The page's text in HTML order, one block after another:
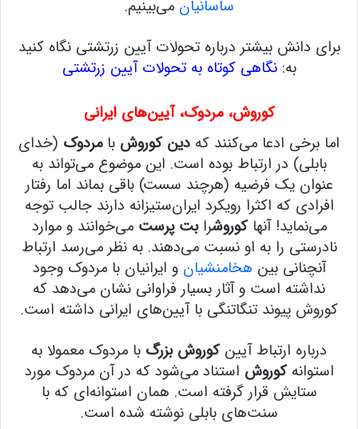
ساسانیان می‌بینیم.
برای دانش بیشتر درباره تحولات آیین زرتشتی نگاه کنید
به:نگاهی کوتاه به تحولات آیین زرتشتی
کوروش، مردوک، آیین‌های ایرانی
اما برخی ادعا می‌کنند که دین کوروش بامردوک (خدای
بابلی) در ارتباط بوده است. این موضوع می‌تواند به
عنوان یک فرضیه (هرچند سست) باقی بماند اما رفتار
افرادی که اکثرا رویکرد ایران‌ستیزانه دارند جالب توجه
می‌نماید! آنهاکوروشرابت پرست می‌خوانند و موارد
نادرستی را به او نسبت می‌دهند. به نظر می‌رسد ارتباط
آنچنانی بین هخامنشیان و ایرانیان با مردوک وجود
نداشته است و آثار بسیار فراوانی نشان می‌دهد که
کوروش پیوند تنگاتنگی با آیین‌های ایرانی داشته است.
درباره ارتباط آیینکوروش بزرگ با مردوک معمولا به
استوانهکوروش استناد می‌شود که در آن مردوک مورد
ستایش قرار گرفته است. همان استوانه‌ای که با
سنت‌های بابلی نوشته شده است.